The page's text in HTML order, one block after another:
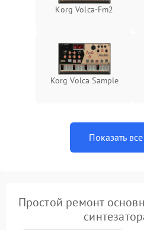
Korg Volca-Fm2
Korg Volca Sample
Показать
Простой ремонт